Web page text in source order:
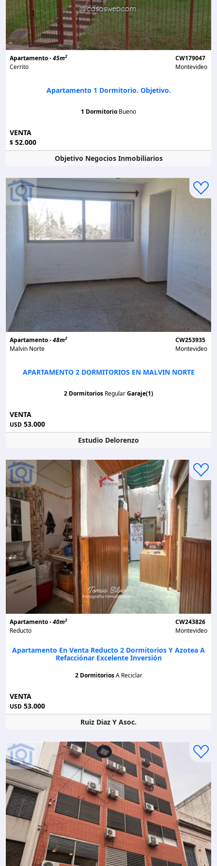
Apartamento -45m2
Cerrito
CW179047
Montevideo
Apartamento 1 Dormitorio. Objetivo.
1 Dormitorio Bueno
VENTA
$ 52.000
Objetivo Negocios Inmobiliarios
Apartamento -48m2
Malvin Norte
CW253935
Montevideo
APARTAMENTO 2 DORMITORIOS EN MALVIN NORTE
2 Dormitorios RegularGaraje(1)
VENTA
USD 53.000
Estudio Delorenzo
Apartamento -40m2
Reducto
CW243826
Montevideo
Apartamento En Venta Reducto 2 Dormitorios Y Azotea A
Refacciónar Excelente Inversión
2 DormitoriosA Reciclar
VENTA
USD 53.000
Ruiz Diaz Y Asoc.